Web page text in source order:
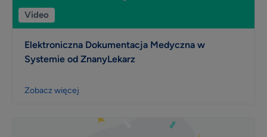
Video
Elektroniczna Dokumentacja Medyczna w
Systemie od ZnanyLekarz
Zobacz więcej